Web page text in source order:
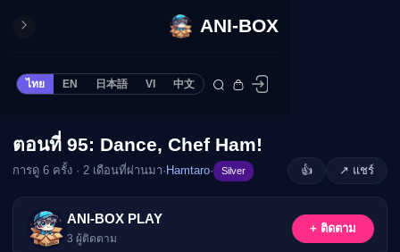
ANI-BOX
ไทย EN 日本語 VI 中文
ปิด
ONE PIECE
Cardlist
Collection
Deck Builder
Deck Library
🔒
กรุณาเข้าสู่ระบบเพื่อรับชม
ตอนที่ 95: Dance, Chef Ham!
การดู 6 ครั้ง · 2 เดือนที่ผ่านมา· Hamtaro· Silver 👍 ↗ แชร์
ANI-BOX PLAY
3 ผู้ติดตาม
+ ติดตาม